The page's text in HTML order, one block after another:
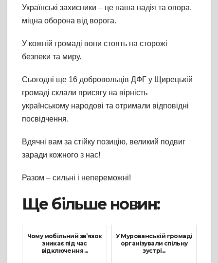
Українські захисники – це наша надія та опора,
міцна оборона від ворога.
У кожній громаді вони стоять на сторожі
безпеки та миру.
Сьогодні ще 16 добровольців ДФГ у Щирецькій
громаді склали присягу на вірність
українському народові та отримали відповідні
посвідчення.
Вдячні вам за стійку позицію, великий подвиг
заради кожного з нас!
Разом – сильні і непереможні!
Ще більше новин:
Чому мобільний зв’язок
зникає під час
відключення ...
У Мурованській громаді
організували спільну
зустрі...